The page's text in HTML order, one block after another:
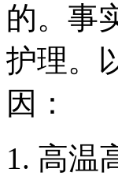
的。事
护理。
因：
1. 高温